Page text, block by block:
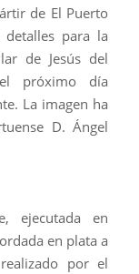
de El Puerto
para la
de Jesús del
próximo día
La imagen ha
D. Ángel
ejecutada en
en plata a
por el